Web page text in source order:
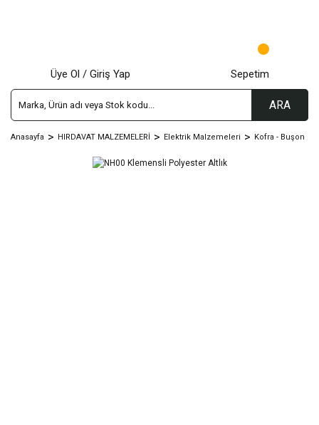
ARA
Üye Ol / Giriş Yap Sepetim
Anasayfa HIRDAVAT MALZEMELERİ Elektrik Malzemeleri Kofra - Buşon